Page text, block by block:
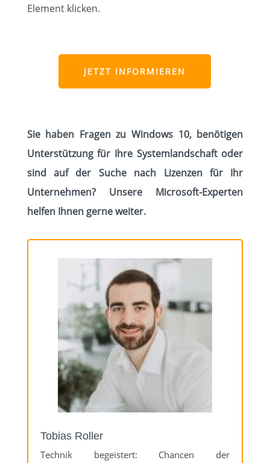
Element klicken.
JETZT INFORMIEREN
Sie haben Fragen zu Windows 10, benötigen
Unterstützung für Ihre Systemlandschaft oder
sind auf der Suche nach Lizenzen für Ihr
Unternehmen? Unsere Microsoft-Experten
helfen Ihnen gerne weiter.
Tobias Roller
Technik begeistert: Chancen der